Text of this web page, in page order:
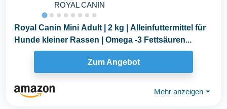
ROYAL CANIN
Royal Canin Mini Adult | 2 kg | Alleinfuttermittel für
Hunde kleiner Rassen | Omega -3 Fettsäuren...
Zum Angebot
Mehr anzeigen ⏷